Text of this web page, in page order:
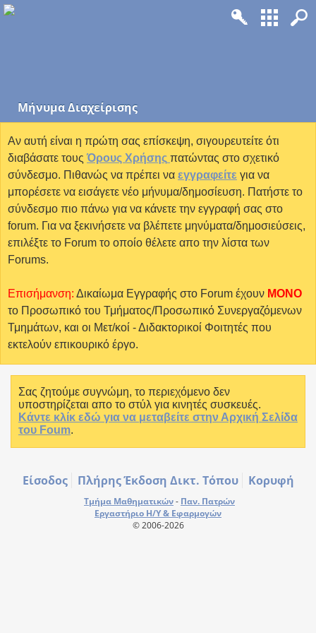
Mήνυμα Διαχείρισης
Αν αυτή είναι η πρώτη σας επίσκεψη, σιγουρευτείτε ότι
διαβάσατε τους Όρους Χρήσης πατώντας στο σχετικό
σύνδεσμο. Πιθανώς να πρέπει να εγγραφείτε για να
μπορέσετε να εισάγετε νέο μήνυμα/δημοσίευση. Πατήστε το
σύνδεσμο πιο πάνω για να κάνετε την εγγραφή σας στο
forum. Για να ξεκινήσετε να βλέπετε μηνύματα/δημοσιεύσεις,
επιλέξτε το Forum το οποίο θέλετε απο την λίστα των
Forums.
Επισήμανση: Δικαίωμα Εγγραφής στο Forum έχουν MONO
το Προσωπικό του Τμήματος/Προσωπικό Συνεργαζόμενων
Τμημάτων, και οι Μετ/κοί - Διδακτορικοί Φοιτητές που
εκτελούν επικουρικό έργο.
Σας ζητούμε συγνώμη, το περιεχόμενο δεν
υποστηρίζεται απο το στύλ για κινητές συσκευές.
Κάντε κλίκ εδώ για να μεταβείτε στην Αρχική Σελίδα
του Foum.
Είσοδος Πλήρης Έκδοση Δικτ. Τόπου Κορυφή
Τμήμα Μαθηματικών- Παν. Πατρών
Εργαστήριο Η/Υ & Εφαρμογών
© 2006-2026